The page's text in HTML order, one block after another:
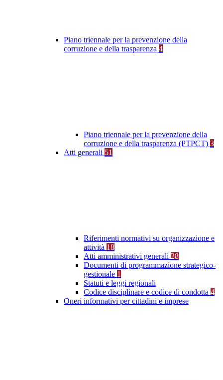
Piano triennale per la prevenzione della
corruzione e della trasparenza 4
Piano triennale per la prevenzione della
corruzione e della trasparenza (PTPCT) 3
Atti generali 51
Riferimenti normativi su organizzazione e
attività 18
Atti amministrativi generali 28
Documenti di programmazione strategico-
gestionale 1
Statuti e leggi regionali
Codice disciplinare e codice di condotta 4
Oneri informativi per cittadini e imprese